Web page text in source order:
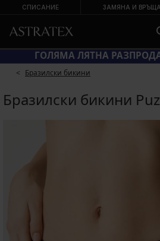
СПИСАНИЕ ЗАМЯНА И
КОД BRA20 =
Бразилски бикини
Бразилски бикини